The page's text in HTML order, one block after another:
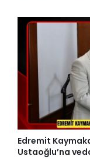
Edremit
Ustaoğlu’na